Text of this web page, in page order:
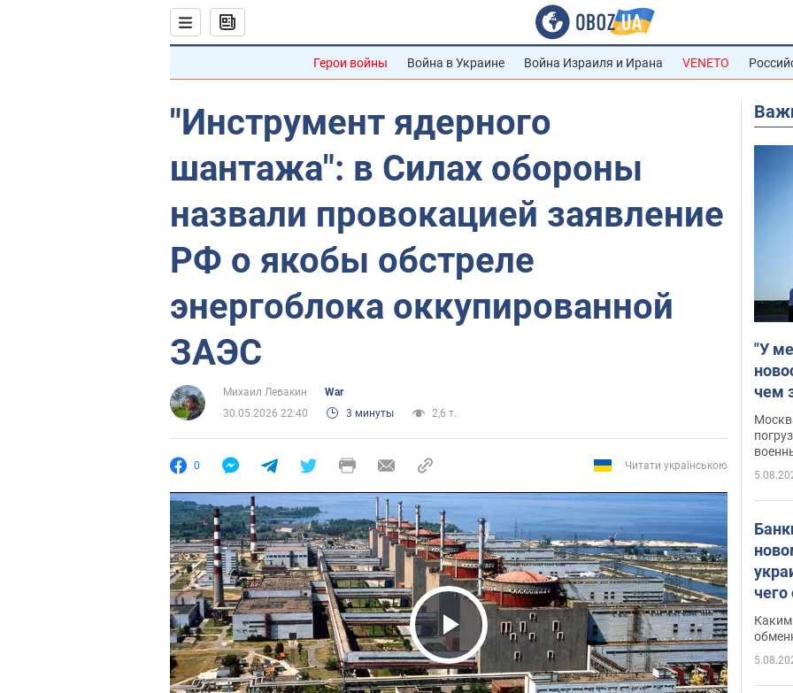
Герои войны Война в Украине Война Израиля и Ирана VENETO
"Инструмент ядерного
шантажа": в Силах обороны
назвали провокацией заявление
РФ о якобы обстреле
энергоблока оккупированной
ЗАЭС
Михаил Левакин
War
30.05.2026 22:40
3 минуты 2,6 т.
0 Читати українською
Play Video
"У
чем
Каким